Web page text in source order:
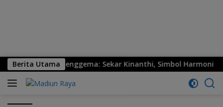
Berita Utama
Resmi Menggema: Sekar Kinanthi, Simbol Harmoni dan